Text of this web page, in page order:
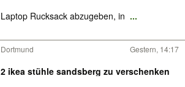
Laptop Rucksack abzugeben, in ...
Dortmund Gestern, 14:17
2 ikea stühle sandsberg zu verschenken